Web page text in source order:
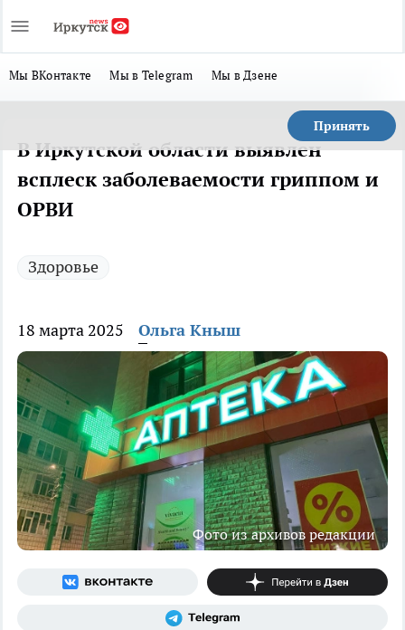
Мы ВКонтакте Мы в Telegram Мы в Дзене
Принять
В Иркутской области выявлен
всплеск заболеваемости гриппом и
ОРВИ
Здоровье
18 марта 2025 Ольга Кныш
Фото из архивов редакции